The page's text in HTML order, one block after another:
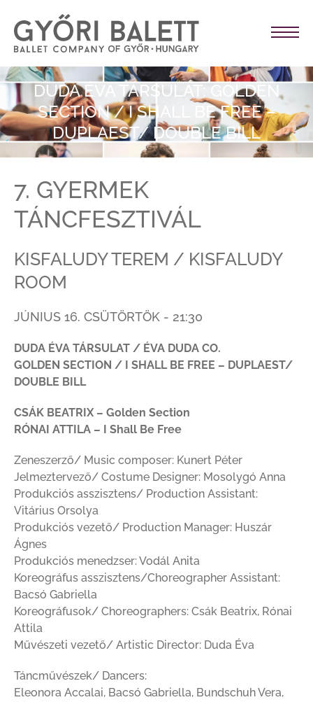
DUDA ÉVA TÁRSULAT: GOLDEN
SECTION / I SHALL BE FREE –
DUPLAEST/ DOUBLE BILL
7. GYERMEK
TÁNCFESZTIVÁL
KISFALUDY TEREM / KISFALUDY
ROOM
JÚNIUS 16. CSÜTÖRTÖK - 21:30
DUDA ÉVA TÁRSULAT / ÉVA DUDA CO.
GOLDEN SECTION / I SHALL BE FREE – DUPLAEST/
DOUBLE BILL
CSÁK BEATRIX – Golden Section
RÓNAI ATTILA – I Shall Be Free
Zeneszerző/ Music composer: Kunert Péter
Jelmeztervező/ Costume Designer: Mosolygó Anna
Produkciós asszisztens/ Production Assistant:
Vitárius Orsolya
Produkciós vezető/ Production Manager: Huszár
Ágnes
Produkciós menedzser: Vodál Anita
Koreográfus asszisztens/Choreographer Assistant:
Bacsó Gabriella
Koreográfusok/ Choreographers: Csák Beatrix, Rónai
Attila
Művészeti vezető/ Artistic Director: Duda Éva
Táncművészek/ Dancers:
Eleonora Accalai, Bacsó Gabriella, Bundschuh Vera,